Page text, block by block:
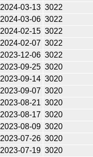
2024-03-13 3022
2024-03-06 3022
2024-02-15 3022
2024-02-07 3022
2023-12-06 3022
2023-09-25 3020
2023-09-14 3020
2023-09-07 3020
2023-08-21 3020
2023-08-17 3020
2023-08-09 3020
2023-07-26 3020
2023-07-19 3020